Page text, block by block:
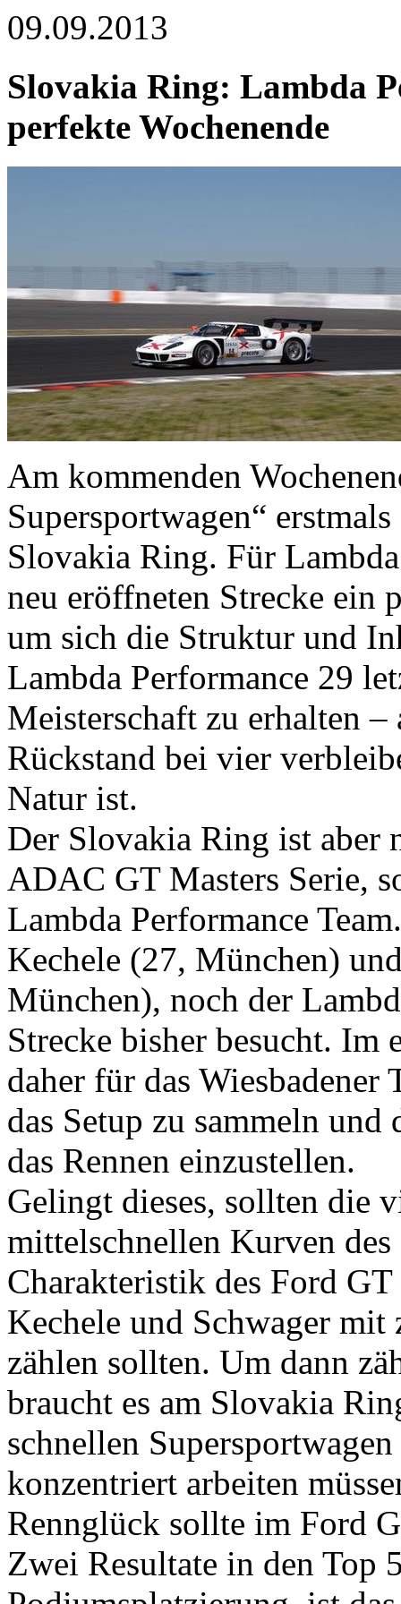
09.09.2013
Slovakia Ring: Lambda
perfekte Wochenende
Am kommenden
Supersportwagen“
Slovakia Ring. Für
neu eröffneten Strecke ein
um sich die Struktur und
Lambda Performance 29
Meisterschaft zu erhalten
Rückstand bei vier
Natur ist.
Der Slovakia Ring ist aber
ADAC GT Masters Serie,
Lambda Performance
Kechele (27, München)
München), noch der
Strecke bisher besucht. Im
daher für das
das Setup zu sammeln
das Rennen einzustellen.
Gelingt dieses, sollten die
mittelschnellen Kurven
Charakteristik des Ford GT
Kechele und Schwager mit
zählen sollten. Um dann
braucht es am Slovakia
schnellen
konzentriert arbeiten
Rennglück sollte im Ford
Zwei Resultate in den Top